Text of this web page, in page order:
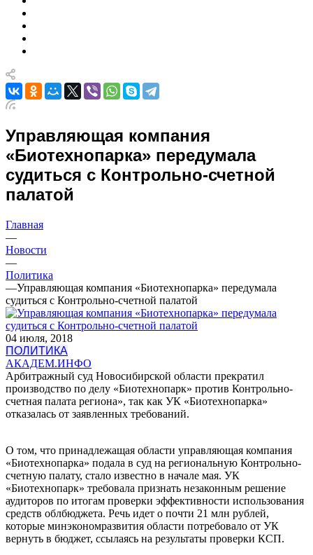
Управляющая компания
«Биотехнопарка» передумала
судиться с Контрольно-счетной
палатой
Главная
—
Новости
—
Политика
—Управляющая компания «Биотехнопарка» передумала
судиться с Контрольно-счетной палатой
04 июля, 2018
ПОЛИТИКА
АКАДЕМ.ИНФО
Арбитражный суд Новосибирской области прекратил
производство по делу «Биотехнопарк» против Контрольно-
счетная палата региона», так как УК «Биотехнопарка»
отказалась от заявленных требований.
О том, что принадлежащая области управляющая компания
«Биотехнопарка» подала в суд на региональную Контрольно-
счетную палату, стало известно в начале мая. УК
«Биотехнопарк» требовала признать незаконным решение
аудиторов по итогам проверки эффективности использования
средств облбюджета. Речь идет о почти 21 млн рублей,
которые минэкономразвития области потребовало от УК
вернуть в бюджет, ссылаясь на результаты проверки КСП.